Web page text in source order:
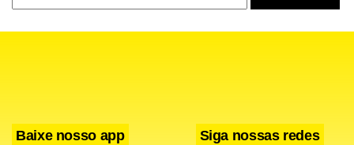
Baixe nosso app Siga nossas redes